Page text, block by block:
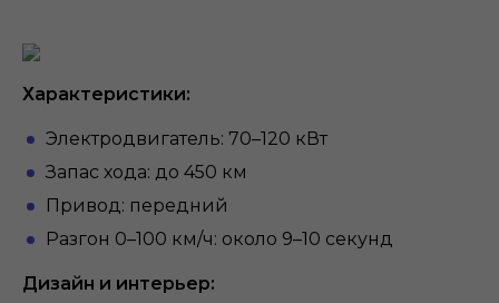
Характеристики:
Электродвигатель: 70–120 кВт
Запас хода: до 450 км
Привод: передний
Разгон 0–100 км/ч: около 9–10 секунд
Дизайн и интерьер: